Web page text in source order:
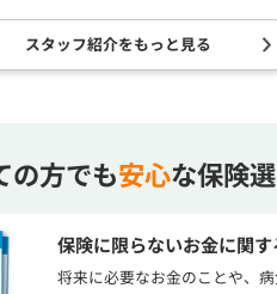
スタッフ紹介をもっと見る
の方でも安心な保険
保険に限らないお金に関
将来に必要なお金のことや、